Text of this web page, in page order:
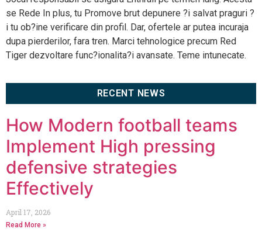
se Rede In plus, tu Promove brut depunere ?i salvat praguri ?
i tu ob?ine verificare din profil. Dar, ofertele ar putea incuraja
dupa pierderilor, fara tren. Marci tehnologice precum Red
Tiger dezvoltare func?ionalita?i avansate. Teme intunecate.
RECENT NEWS
How Modern football teams
Implement High pressing
defensive strategies
Effectively
April 17, 2026
Read More »